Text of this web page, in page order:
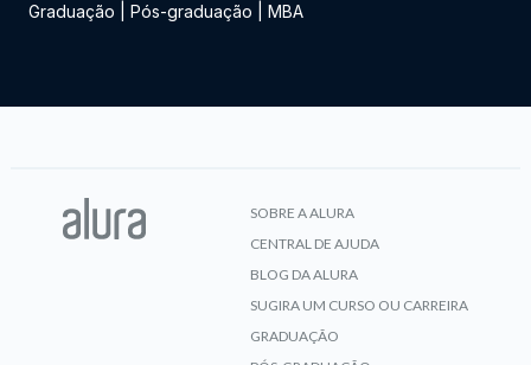
Graduação Pós-graduação MBA
SOBRE A ALURA
CENTRAL DE AJUDA
BLOG DA ALURA
SUGIRA UM CURSO OU CARREIRA
GRADUAÇÃO